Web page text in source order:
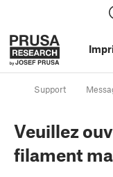
Support
Veuillez
filament